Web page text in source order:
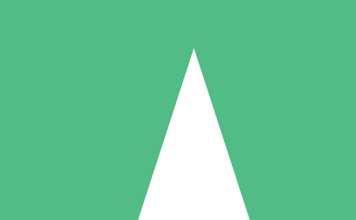
Individuella Kreditpaket
per användning med nedladdningskrediter. Inget månatligt åtagande
5 Nedladdningar
US$